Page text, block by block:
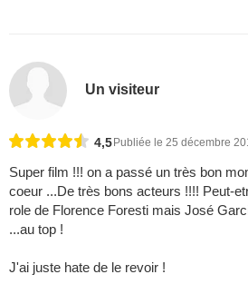
Un visiteur
4,5 Publiée le 25 décembre
Super film !!! on a passé un très bon
coeur ...De très bons acteurs !!!! Peut-
role de Florence Foresti mais José
...au top !
J'ai juste hate de le revoir !